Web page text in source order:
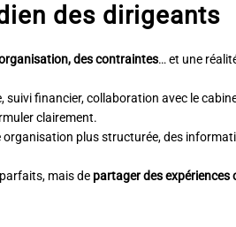
des dirigeants
des contraintes… et une
financier, collaboration avec le
clairement.
organisation plus structurée, des
mais de partager des expériences